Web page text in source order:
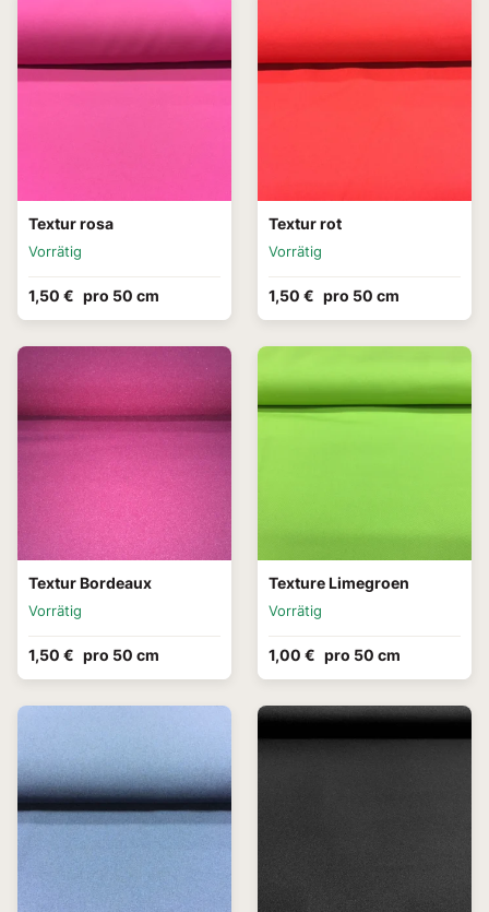
Textur rosa
Vorrätig
1,50 € pro 50 cm
Textur rot
Vorrätig
1,50 € pro 50 cm
Textur Bordeaux
Vorrätig
1,50 € pro 50 cm
Texture Limegroen
Vorrätig
1,00 € pro 50 cm